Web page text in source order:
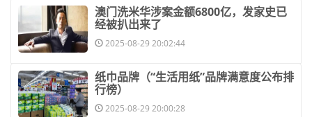
​澳门洗米华涉案金额6800亿，发家史已
经被扒出来了
2025-08-29 20:02:44
​纸巾品牌（“生活用纸”品牌满意度公布排
行榜）
2025-08-29 20:00:28